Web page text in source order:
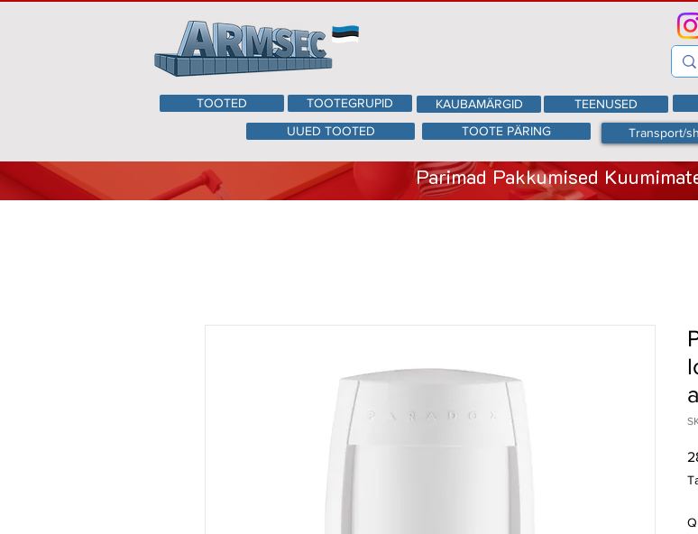
TOOTED
TOOTEGRUPID
UUED TOOTED
KAUBAMÄRGID TEENUSED
TOOTE PÄRING
Transport/
Parimad Pakkumised